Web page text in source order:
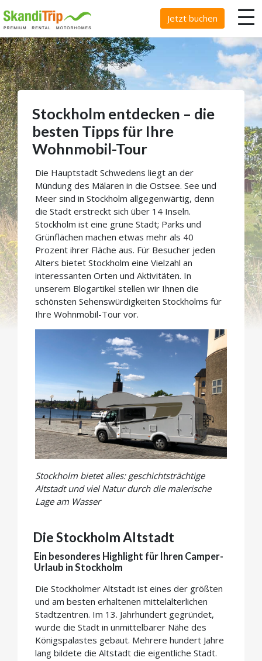
☰
Jetzt buchen
Stockholm entdecken – die
besten Tipps für Ihre
Wohnmobil-Tour
Die Hauptstadt Schwedens liegt an der
Mündung des Mälaren in die Ostsee. See und
Meer sind in Stockholm allgegenwärtig, denn
die Stadt erstreckt sich über 14 Inseln.
Stockholm ist eine grüne Stadt; Parks und
Grünflächen machen etwas mehr als 40
Prozent ihrer Fläche aus. Für Besucher jeden
Alters bietet Stockholm eine Vielzahl an
interessanten Orten und Aktivitäten. In
unserem Blogartikel stellen wir Ihnen die
schönsten Sehenswürdigkeiten Stockholms für
Ihre Wohnmobil-Tour vor.
Stockholm bietet alles: geschichtsträchtige
Altstadt und viel Natur durch die malerische
Lage am Wasser
Die Stockholm Altstadt
Ein besonderes Highlight für Ihren Camper-
Urlaub in Stockholm
Die Stockholmer Altstadt ist eines der größten
und am besten erhaltenen mittelalterlichen
Stadtzentren. Im 13. Jahrhundert gegründet,
wurde die Stadt in unmittelbarer Nähe des
Königspalastes gebaut. Mehrere hundert Jahre
lang bildete die Altstadt die eigentliche Stadt.